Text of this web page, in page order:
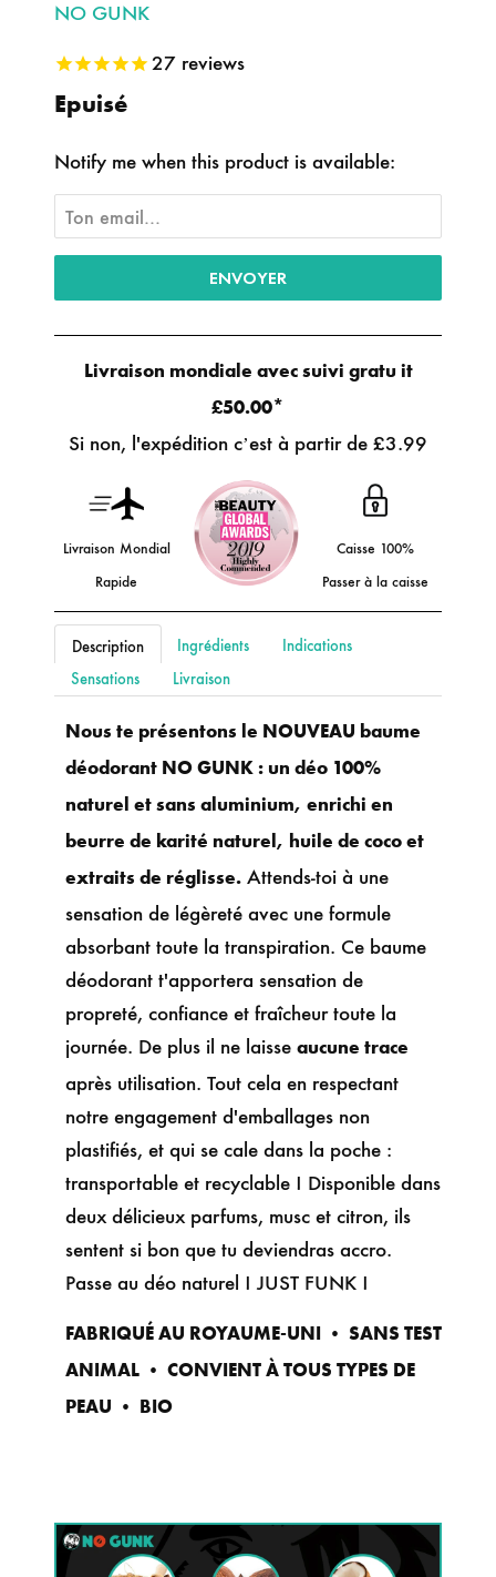
NO GUNK
27 reviews
Epuisé
Notify me when this product is available:
Livraison mondiale avec suivi gratu it
£50.00*
Si non, l'expédition c’est à partir de £3.99
Livraison Mondial
Rapide
Caisse 100%
Passer à la caisse
Description Ingrédients
Indications
Sensations
Livraison
Nous te présentons le NOUVEAU baume
déodorant NO GUNK : un déo 100%
naturel et sans aluminium, enrichi en
beurre de karité naturel, huile de coco et
extraits de réglisse. Attends-toi à une
sensation de légèreté avec une formule
absorbant toute la transpiration. Ce baume
déodorant t'apportera sensation de
propreté, confiance et fraîcheur toute la
journée. De plus il ne laisse aucune trace
après utilisation. Tout cela en respectant
notre engagement d'emballages non
plastifiés, et qui se cale dans la poche :
transportable et recyclable ! Disponible dans
deux délicieux parfums, musc et citron, ils
sentent si bon que tu deviendras accro.
Passe au déo naturel ! JUST FUNK !
FABRIQUÉ AU ROYAUME-UNI • SANS TEST
ANIMAL • CONVIENT À TOUS TYPES DE
PEAU • BIO